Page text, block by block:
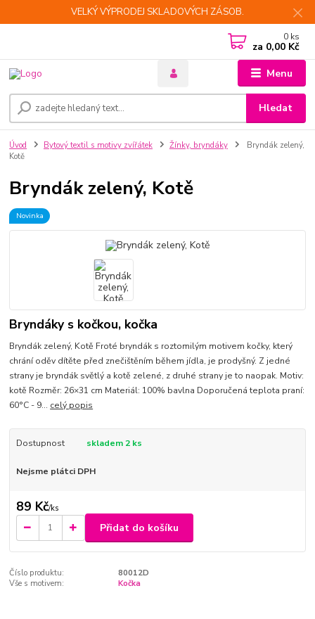
VELKÝ VÝPRODEJ SKLADOVÝCH ZÁSOB.
Menu
Hledat
0 ks
za 0,00 Kč
Úvod Bytový textil s motivy zvířátek Žínky, bryndáky
Bryndák zelený,
Kotě
Bryndák zelený, Kotě
Novinka
Bryndáky s kočkou, kočka
Bryndák zelený, Kotě Froté bryndák s roztomilým motivem kočky, který
chrání oděv dítěte před znečištěním během jídla, je prodyšný. Z jedné
strany je bryndák světlý a kotě zelené, z druhé strany je to naopak. Motiv:
kotě Rozměr: 26×31 cm Materiál: 100% bavlna Doporučená teplota praní:
60°C - 9... celý popis
Dostupnost skladem 2 ks
Nejsme plátci DPH
89 Kč/ks
Přidat do košíku
Číslo produktu:
80012D
Vše s motivem:
Kočka